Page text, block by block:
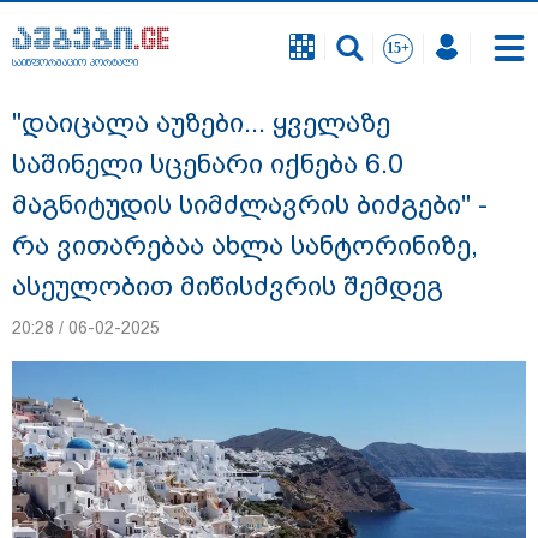
საინფორმაციო პორტალი
გიგა ავალიანის საქმეზე დაკავებულ ორ
არასრულწლოვანს, ნია იმნაძესა და
ანასტასია ბერუაშვილს აღკვეთის
ღონისძიების სახით პატიმრობა
საინფორმაციო პორტალი
"დაიცალა აუზები... ყველაზე
საშინელი სცენარი იქნება 6.0
მაგნიტუდის სიმძლავრის ბიძგები" -
რა ვითარებაა ახლა სანტორინიზე,
ასეულობით მიწისძვრის შემდეგ
20:28 / 06-02-2025